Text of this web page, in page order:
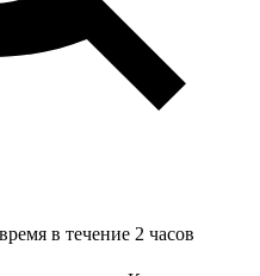
в течение 2 часов